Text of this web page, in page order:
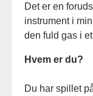
Det er en
instrument i
den fuld gas i
Hvem er du?
Du har spillet